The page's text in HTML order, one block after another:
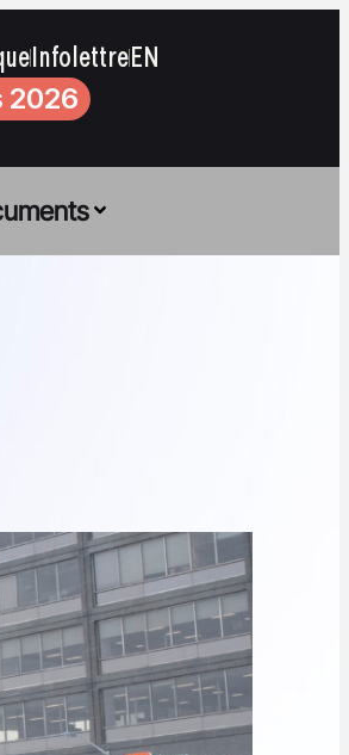
InfolettreEN
2026